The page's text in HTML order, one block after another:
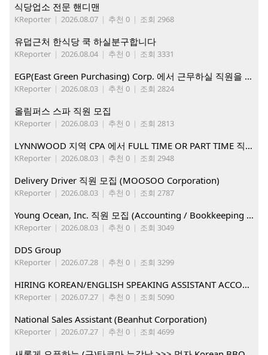
식당업소 전문 핸디맨
KReporter | 2026.08.07 | 추천 0 | 조회 2968
유덥근처 한식당 쿡 하실분구합니다
KReporter | 2026.08.04 | 추천 0 | 조회 3331
EGP(East Green Purchasing) Corp. 에서 근무하실 직원을 아래와 같이 모집합니다.
KReporter | 2026.08.03 | 추천 0 | 조회 2824
올림퍼스 스파 직원 모집
KReporter | 2026.08.03 | 추천 0 | 조회 2813
LYNNWOOD 지역 CPA 에서 FULL TIME OR PART TIME 직원을 찾습니다
KReporter | 2026.08.03 | 추천 0 | 조회 2948
Delivery Driver 직원 모집 (MOOSOO Corporation)
KReporter | 2026.08.03 | 추천 0 | 조회 2787
Young Ocean, Inc. 직원 모집 (Accounting / Bookkeeping 분야)
KReporter | 2026.08.03 | 추천 0 | 조회 3049
DDS Group
KReporter | 2026.07.28 | 추천 0 | 조회 3299
HIRING KOREAN/ENGLISH SPEAKING ASSISTANT ACCOUNT MANAGER
KReporter | 2026.07.27 | 추천 0 | 조회 5090
National Sales Assistant (Beanhut Corporation)
KReporter | 2026.07.27 | 추천 0 | 조회 4699